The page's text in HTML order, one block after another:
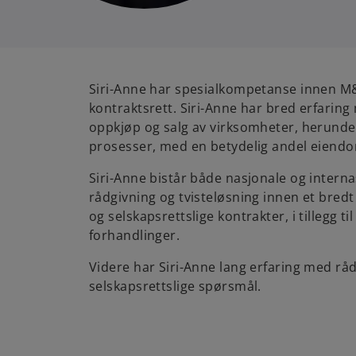
Siri-Anne har spesialkompetanse innen
kontraktsrett. Siri-Anne har bred erfaring
oppkjøp og salg av virksomheter,
prosesser, med en betydelig andel
Siri-Anne bistår både nasjonale og
rådgivning og tvisteløsning innen et
og selskapsrettslige kontrakter, i tillegg
forhandlinger.
Videre har Siri-Anne lang erfaring med
selskapsrettslige spørsmål.